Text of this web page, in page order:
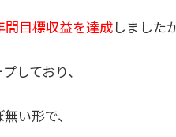
間目標収益を達成しました
しており、
い形で、